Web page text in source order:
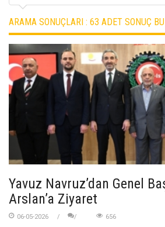
ARAMA SONUÇLARI : 63 ADET SONUÇ
Yavuz Navruz’dan Genel
Arslan’a Ziyaret
06-05-2026 656